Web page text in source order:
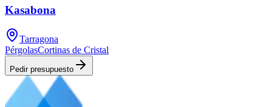
Kasabona
Tarragona
PérgolasCortinas de Cristal
Pedir presupuesto